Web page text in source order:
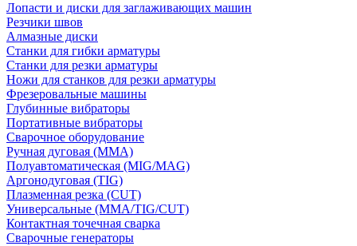
Лопасти и диски для заглаживающих машин
Резчики швов
Алмазные диски
Станки для гибки арматуры
Станки для резки арматуры
Ножи для станков для резки арматуры
Фрезеровальные машины
Глубинные вибраторы
Портативные вибраторы
Сварочное оборудование
Ручная дуговая (MMA)
Полуавтоматическая (MIG/MAG)
Аргонодуговая (TIG)
Плазменная резка (CUT)
Универсальные (MMA/TIG/CUT)
Контактная точечная сварка
Сварочные генераторы